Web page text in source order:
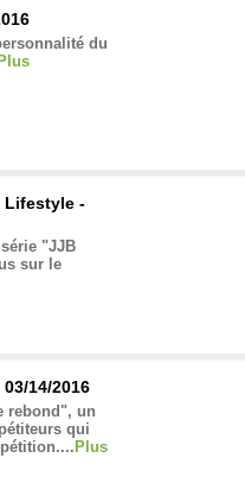
du
Plus
Lifestyle -
"JJB
sur le
14/2016
rebond", un
qui
Plus